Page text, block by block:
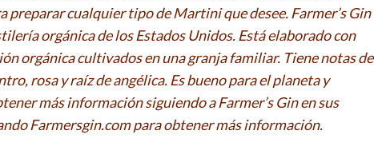
preparar cualquier tipo de Martini que desee. Farmer’s Gin
orgánica de los Estados Unidos. Está elaborado con
orgánica cultivados en una granja familiar. Tiene notas de
rosa y raíz de angélica. Es bueno para el planeta y
más información siguiendo a Farmer’s Gin en sus
Farmersgin.com para obtener más información.